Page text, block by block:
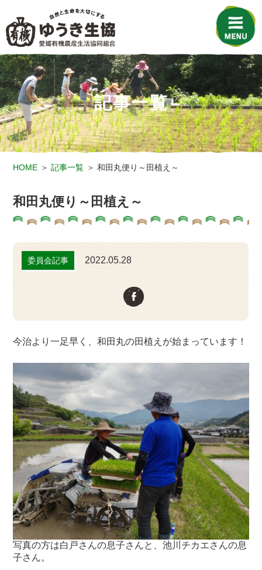
記事一覧
HOME 記事一覧 和田丸便り～田植え～
和田丸便り～田植え～
委員会記事 2022.05.28
今治より一足早く、和田丸の田植えが始まっています！
写真の方は白戸さんの息子さんと、池川チカエさんの息
子さん。